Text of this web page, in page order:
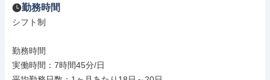
勤務時間
シフト制
勤務時間
実働時間：7時間45分/日